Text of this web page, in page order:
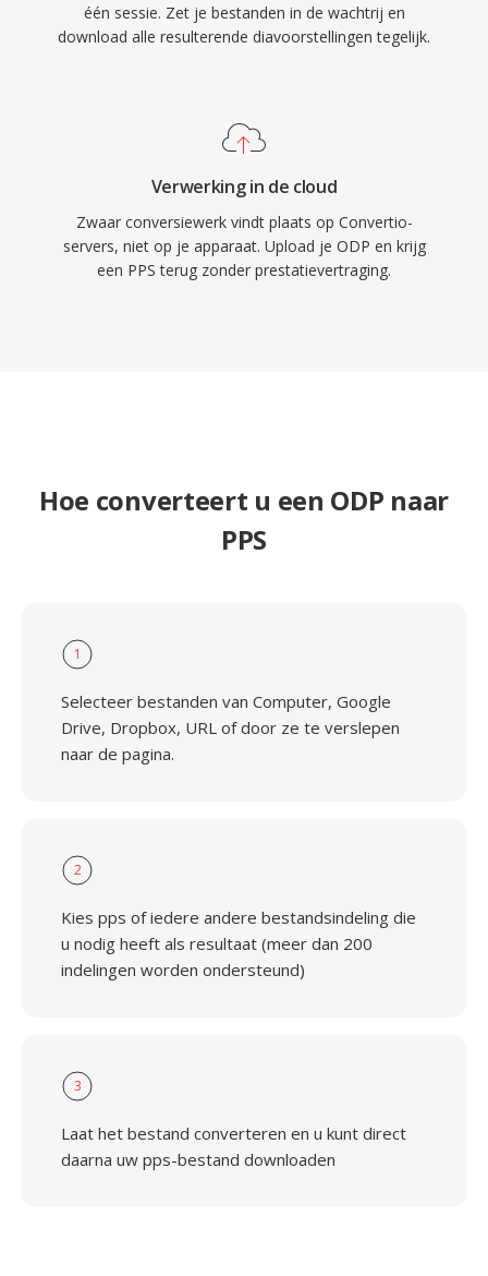
één sessie. Zet je bestanden in de wachtrij en
download alle resulterende diavoorstellingen tegelijk.
Verwerking in de cloud
Zwaar conversiewerk vindt plaats op Convertio-
servers, niet op je apparaat. Upload je ODP en krijg
een PPS terug zonder prestatievertraging.
Hoe converteert u een ODP naar
PPS
1
Selecteer bestanden van Computer, Google
Drive, Dropbox, URL of door ze te verslepen
naar de pagina.
2
Kies pps of iedere andere bestandsindeling die
u nodig heeft als resultaat (meer dan 200
indelingen worden ondersteund)
3
Laat het bestand converteren en u kunt direct
daarna uw pps-bestand downloaden